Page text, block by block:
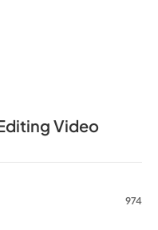
Video
974